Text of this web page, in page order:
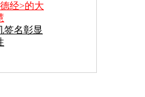
经>的大
签名彰显